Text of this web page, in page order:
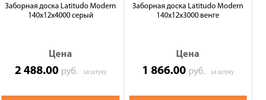
Заборная доска Latitudo Modern
140х12х4000 серый
Цена
2 488.00 руб. за штуку
Заборная доска Latitudo Modern
140х12х3000 венге
Цена
1 866.00 руб. за штуку